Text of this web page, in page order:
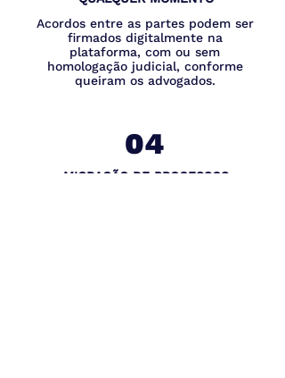
Acordos entre as partes podem ser
firmados digitalmente na
plataforma, com ou sem
homologação judicial, conforme
queiram os advogados.
04
MIGRAÇÃO DE PROCESSOS